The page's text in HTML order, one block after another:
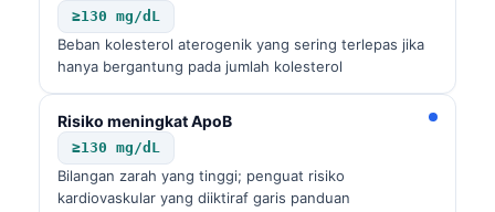
≥130 mg/dL
Beban kolesterol aterogenik yang sering terlepas jika
hanya bergantung pada jumlah kolesterol
Risiko meningkat ApoB
≥130 mg/dL
Bilangan zarah yang tinggi; penguat risiko
kardiovaskular yang diiktiraf garis panduan
Cebuano
ئۇيغۇرچە
Кыргызча
Татар теле
Беларуская мова
Esperanto